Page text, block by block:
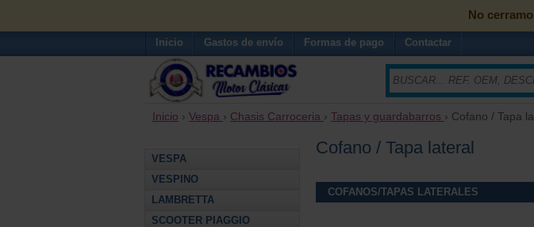
No
Inicio Gastos de envío Formas de pago Contactar
Inicio › Vespa › Chasis Carroceria › Tapas y guardabarros › Cofano / Tapa
VESPA
VESPINO
LAMBRETTA
SCOOTER PIAGGIO
Cofano / Tapa lateral
COFANOS/TAPAS LATERALES